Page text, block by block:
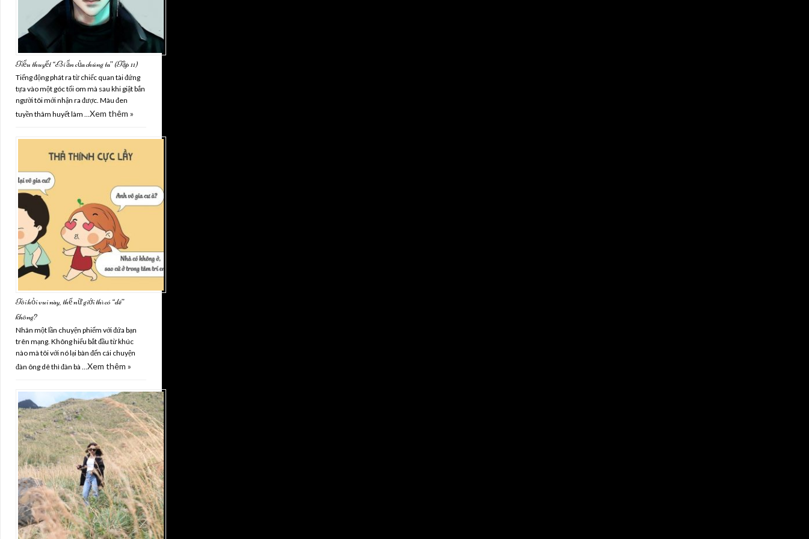
Tiểu thuyết “Bí ẩn của chúng ta” (Tập 11)
Tiếng động phát ra từ chiếc quan tài đứng
tựa vào một góc tối om mà sau khi giật bắn
người tôi mới nhận ra được. Màu đen
tuyền thâm huyết làm …Xem thêm »
Tôi hỏi vui này, thế nữ giới thì có “dê”
không?
Nhân một lần chuyện phiếm với đứa bạn
trên mạng. Không hiểu bắt đầu từ khúc
nào mà tôi với nó lại bàn đến cái chuyện
đàn ông dê thì đàn bà …Xem thêm »